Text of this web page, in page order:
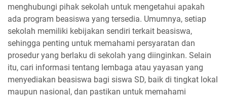
menghubungi pihak sekolah untuk mengetahui apakah
ada program beasiswa yang tersedia. Umumnya, setiap
sekolah memiliki kebijakan sendiri terkait beasiswa,
sehingga penting untuk memahami persyaratan dan
prosedur yang berlaku di sekolah yang diinginkan. Selain
itu, cari informasi tentang lembaga atau yayasan yang
menyediakan beasiswa bagi siswa SD, baik di tingkat lokal
maupun nasional, dan pastikan untuk memahami